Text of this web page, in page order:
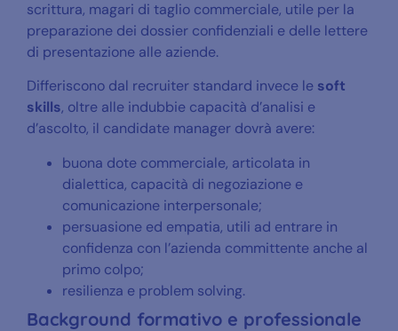
scrittura, magari di taglio commerciale, utile per la
preparazione dei dossier confidenziali e delle lettere
di presentazione alle aziende.
Differiscono dal recruiter standard invece le soft
skills, oltre alle indubbie capacità d’analisi e
d’ascolto, il candidate manager dovrà avere:
buona dote commerciale, articolata in
dialettica, capacità di negoziazione e
comunicazione interpersonale;
persuasione ed empatia, utili ad entrare in
confidenza con l’azienda committente anche al
primo colpo;
resilienza e problem solving.
Background formativo e professionale